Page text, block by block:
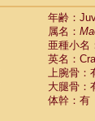
年齢：
属名：
亜種小名
英名：
上腕骨：
大腿骨：
体幹：有